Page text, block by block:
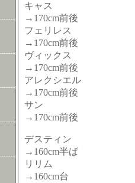
キャス
→170cm前後
フェリレス
→170cm前後
ヴィックス
→170cm前後
アレクシエル
→170cm前後
サン
→170cm前後
デスティン
→160cm半ば
リリム
→160cm台